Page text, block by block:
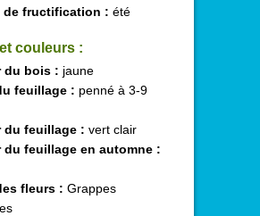
de fructification : été
couleurs :
du bois : jaune
feuillage : penné à 3-9
du feuillage : vert clair
du feuillage en automne :
fleurs : Grappes